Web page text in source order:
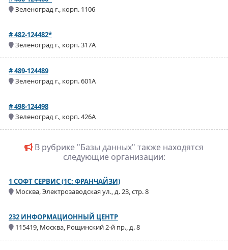
Зеленоград г., корп. 1106
# 482-124482*
Зеленоград г., корп. 317А
# 489-124489
Зеленоград г., корп. 601А
# 498-124498
Зеленоград г., корп. 426А
В рубрике "Базы данных" также находятся
следующие организации:
1 СОФТ СЕРВИС (1С: ФРАНЧАЙЗИ)
Москва, Электрозаводская ул., д. 23, стр. 8
232 ИНФОРМАЦИОННЫЙ ЦЕНТР
115419, Москва, Рощинский 2-й пр., д. 8